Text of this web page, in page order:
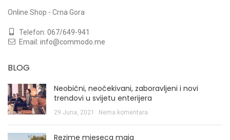
Online Shop - Crna Gora
Telefon: 067/649-941
Email: info@commodo.me
BLOG
Neobični, neočekivani, zaboravljeni i novi
trendovi u svijetu enterijera
29 Juna, 2021 Nema komentara
Rezime mjeseca maja